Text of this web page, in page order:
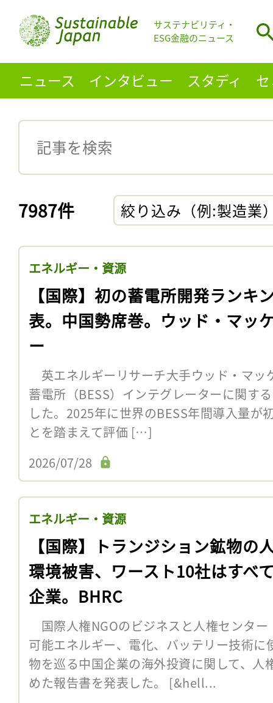
サステナビリティ・
ESG金融のニュース
ニュース インタビュー スタディ
7987件 絞り込み（例:製造業
エネルギー・資源
【国際】初の蓄電所開発ランキ
表。中国勢席巻。ウッド・マッ
ー
英エネルギーリサーチ大手ウッド・マッ
蓄電所（BESS）インテグレーターに関す
した。2025年に世界のBESS年間導入量が
とを踏まえて評価 […]
2026/07/28
エネルギー・資源
【国際】トランジション鉱物の
環境被害、ワースト10社はすべ
企業。BHRC
国際人権NGOのビジネスと人権センタ
可能エネルギー、電化、バッテリー技術
物を巡る中国企業の海外投資に関して、人
めた報告書を発表した。 [&hell...